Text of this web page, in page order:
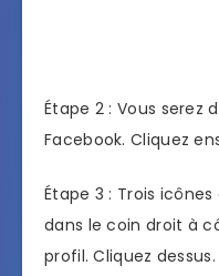
Étape 2 : Vous serez
Facebook. Cliquez
Étape 3 : Trois
dans le coin droit à
profil. Cliquez dessus.